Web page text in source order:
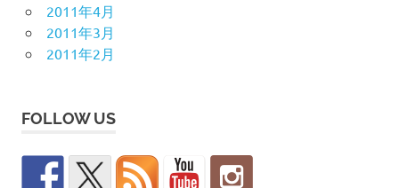
2011年4月
2011年3月
2011年2月
FOLLOW US